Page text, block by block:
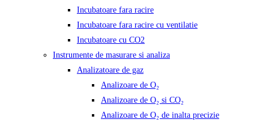
Incubatoare fara racire
Incubatoare fara racire cu ventilatie
Incubatoare cu CO2
Instrumente de masurare si analiza
Analizatoare de gaz
Analizoare de O₂
Analizoare de O₂ si CO₂
Analizoare de O₂ de inalta precizie